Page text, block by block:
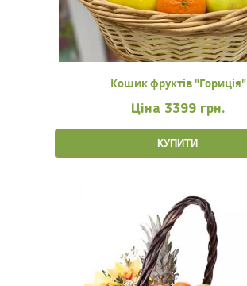
Кошик фруктів "Гориція"
Ціна 3399 грн.
КУПИТИ